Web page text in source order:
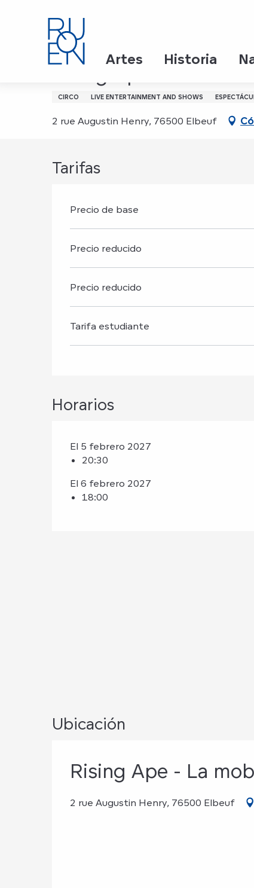
Artes Historia
5 febrero 2027 > 6 febrero 2027
CIRCO LIVE ENTERTAINMENT AND SHOWS
2 rue Augustin Henry, 76500 Elbeuf
Tarifas
Precio de base
Precio reducido
Precio reducido
Tarifa estudiante
Horarios
El 5 febrero 2027
20:30
El 6 febrero 2027
18:00
Ubicación
Rising Ape - La
2 rue Augustin Henry, 76500 Elbeuf